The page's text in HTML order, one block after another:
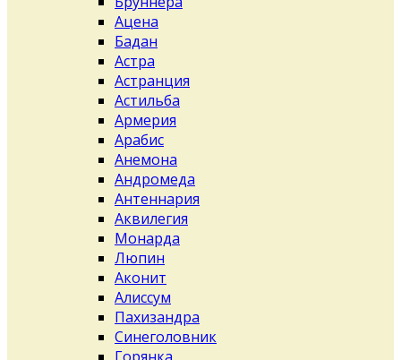
Ацена
Бадан
Астра
Астранция
Астильба
Армерия
Арабис
Анемона
Андромеда
Антеннария
Аквилегия
Монарда
Люпин
Аконит
Алиссум
Пахизандра
Синеголовник